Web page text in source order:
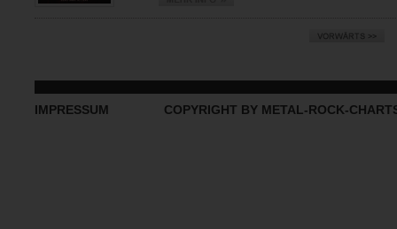
IMPRESSUM COPYRIGHT BY METAL-ROCK-